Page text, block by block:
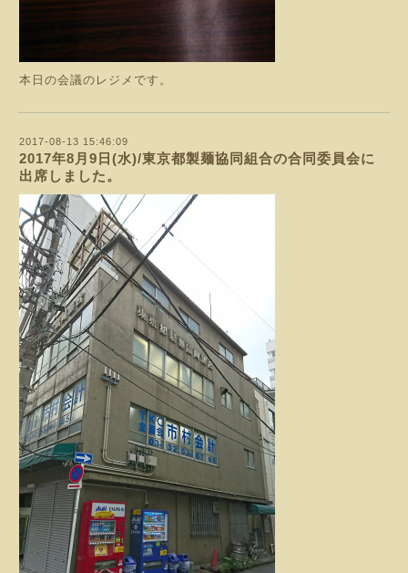
本日の会議のレジメです。
2017-08-13 15:46:09
2017年8月9日(水)/東京都製麺協同組合の合同委員会に
出席しました。